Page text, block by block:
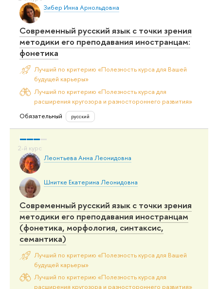
Зибер Инна Арнольдовна
Современный русский язык с точки зрения
методики его преподавания иностранцам:
фонетика
Лучший по критерию «Полезность курса для Вашей
будущей карьеры»
Лучший по критерию «Полезность курса для
расширения кругозора и разностороннего развития»
Обязательный
русский
Леонтьева Анна Леонидовна
Шнитке Екатерина Леонидовна
Современный русский язык с точки зрения
методики его преподавания иностранцам
(фонетика, морфология, синтаксис,
семантика)
Лучший по критерию «Полезность курса для Вашей
будущей карьеры»
Лучший по критерию «Полезность курса для
расширения кругозора и разностороннего развития»